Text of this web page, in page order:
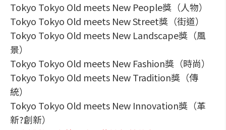
Tokyo Tokyo Old meets New People獎（人物）
Tokyo Tokyo Old meets New Street獎（街道）
Tokyo Tokyo Old meets New Landscape獎（風
景）
Tokyo Tokyo Old meets New Fashion獎（時尚）
Tokyo Tokyo Old meets New Tradition獎（傳
統）
Tokyo Tokyo Old meets New Innovation獎（革
新?創新）